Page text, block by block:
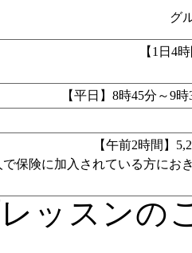
グ
【1日4
【平日】8時45分～9
【午前2時間】
保険に加入されている方にお
ッスンの